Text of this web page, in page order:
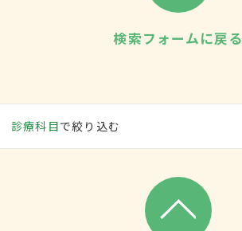
検索フォームに戻る
診療科目で絞り込む